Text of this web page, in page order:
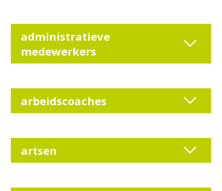
administratieve
medewerkers
arbeidscoaches
artsen